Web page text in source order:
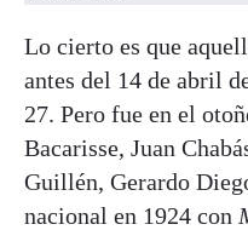
Lo cierto es que
antes del 14 de abril
27. Pero fue en el
Bacarisse, Juan
Guillén, Gerardo
nacional en 1924 con